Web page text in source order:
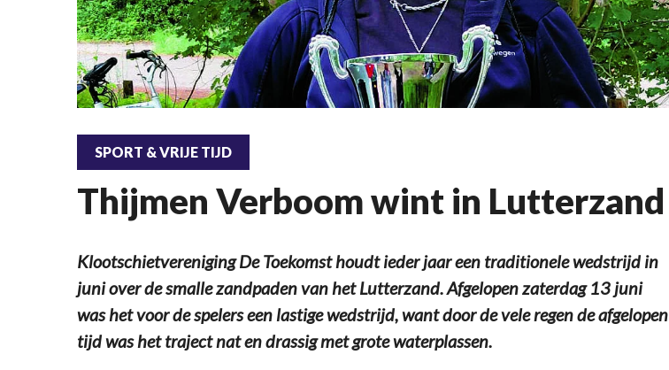
SPORT & VRIJE TIJD
Thijmen Verboom wint in Lutterzand
Klootschietvereniging De Toekomst houdt ieder jaar een traditionele wedstrijd in
juni over de smalle zandpaden van het Lutterzand. Afgelopen zaterdag 13 juni
was het voor de spelers een lastige wedstrijd, want door de vele regen de afgelopen
tijd was het traject nat en drassig met grote waterplassen.